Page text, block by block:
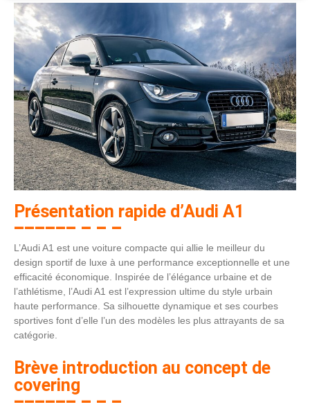
Présentation rapide d’Audi A1
L’Audi A1 est une voiture compacte qui allie le meilleur du
design sportif de luxe à une performance exceptionnelle et une
efficacité économique. Inspirée de l’élégance urbaine et de
l’athlétisme, l’Audi A1 est l’expression ultime du style urbain
haute performance. Sa silhouette dynamique et ses courbes
sportives font d’elle l’un des modèles les plus attrayants de sa
catégorie.
Brève introduction au concept de
covering